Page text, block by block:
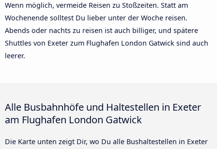
Wenn möglich, vermeide Reisen zu Stoßzeiten. Statt am
Wochenende solltest Du lieber unter der Woche reisen.
Abends oder nachts zu reisen ist auch billiger, und spätere
Shuttles von Exeter zum Flughafen London Gatwick sind auch
leerer.
Alle Busbahnhöfe und Haltestellen in Exeter
am Flughafen London Gatwick
Die Karte unten zeigt Dir, wo Du alle Bushaltestellen in Exeter